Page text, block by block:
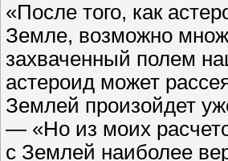
«После того, как
Земле, возможно
захваченный полем
астероид может
Землей произойдет
— «Но из моих
с Землей наиболее